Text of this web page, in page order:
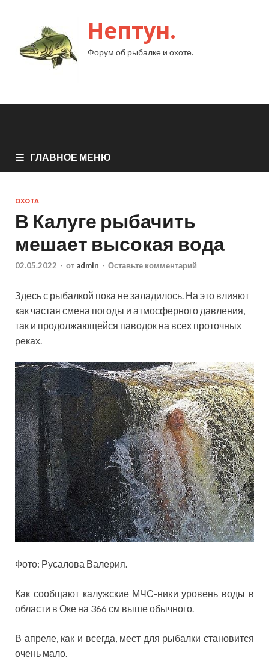
Нептун.
Форум об рыбалке и охоте.
ГЛАВНОЕ МЕНЮ
ОХОТА
В Калуге рыбачить
мешает высокая вода
02.05.2022 - от admin - Оставьте комментарий
Здесь с рыбалкой пока не заладилось. На это влияют
как частая смена погоды и атмосферного давления,
так и продолжающейся паводок на всех проточных
реках.
Фото: Русалова Валерия.
Как сообщают калужские МЧС-ники уровень воды в
области в Оке на 366 см выше обычного.
В апреле, как и всегда, мест для рыбалки становится
очень мало.